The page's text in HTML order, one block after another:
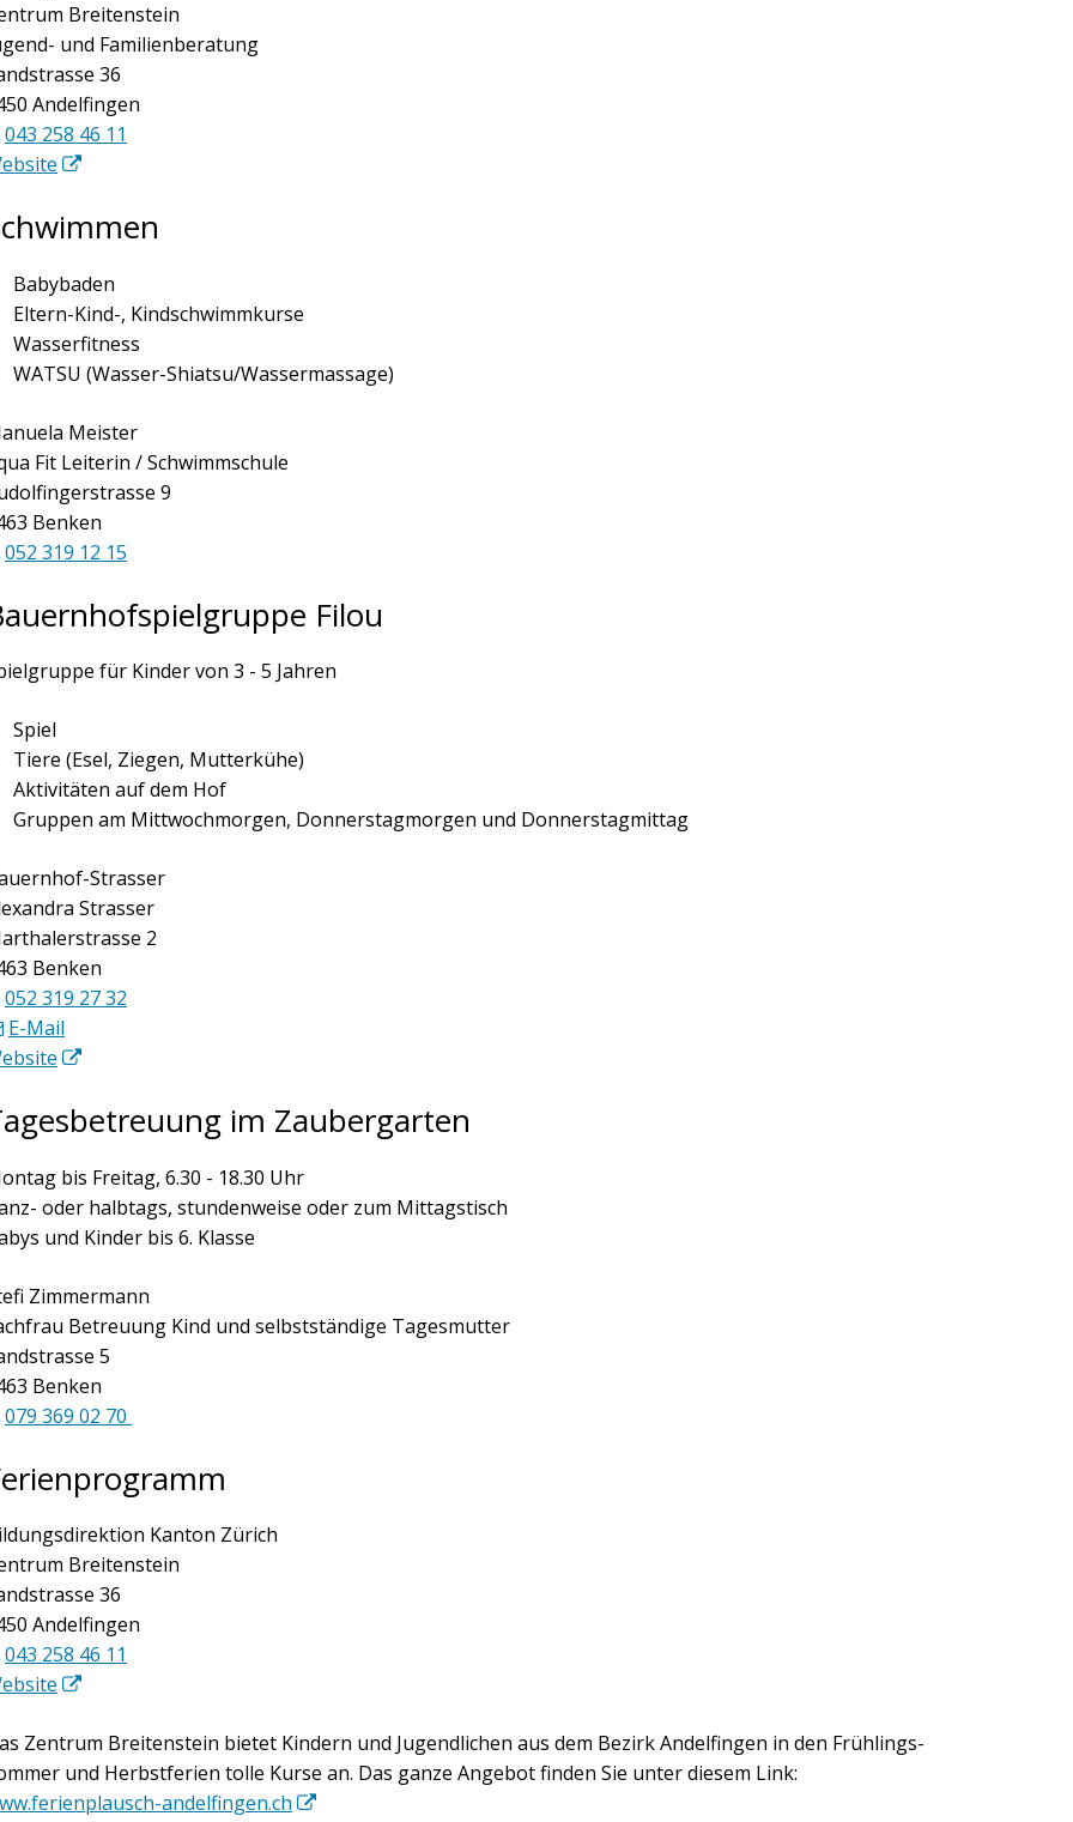
Breitenstein
und Familienberatung
36
Andelfingen
043 258 46 11
Babybaden
Eltern-Kind-, Kindschwimmkurse
Wasserfitness
WATSU (Wasser-Shiatsu/Wassermassage)
Meister
Fit Leiterin / Schwimmschule
9
Benken
052 319 12 15
Filou
für Kinder von 3 - 5 Jahren
Spiel
Tiere (Esel, Ziegen, Mutterkühe)
Aktivitäten auf dem Hof
Gruppen am Mittwochmorgen, Donnerstagmorgen und Donnerstagmittag
Strasser
Strasser
2
Benken
052 319 27 32
E-Mail
im Zaubergarten
bis Freitag, 6.30 - 18.30 Uhr
oder halbtags, stundenweise oder zum Mittagstisch
und Kinder bis 6. Klasse
Zimmermann
Betreuung Kind und selbstständige Tagesmutter
5
Benken
079 369 02 70
Kanton Zürich
Breitenstein
36
Andelfingen
043 258 46 11
Zentrum Breitenstein bietet Kindern und Jugendlichen aus dem Bezirk Andelfingen in den Frühlings-
und Herbstferien tolle Kurse an. Das ganze Angebot finden Sie unter diesem Link:
andelfingen.ch